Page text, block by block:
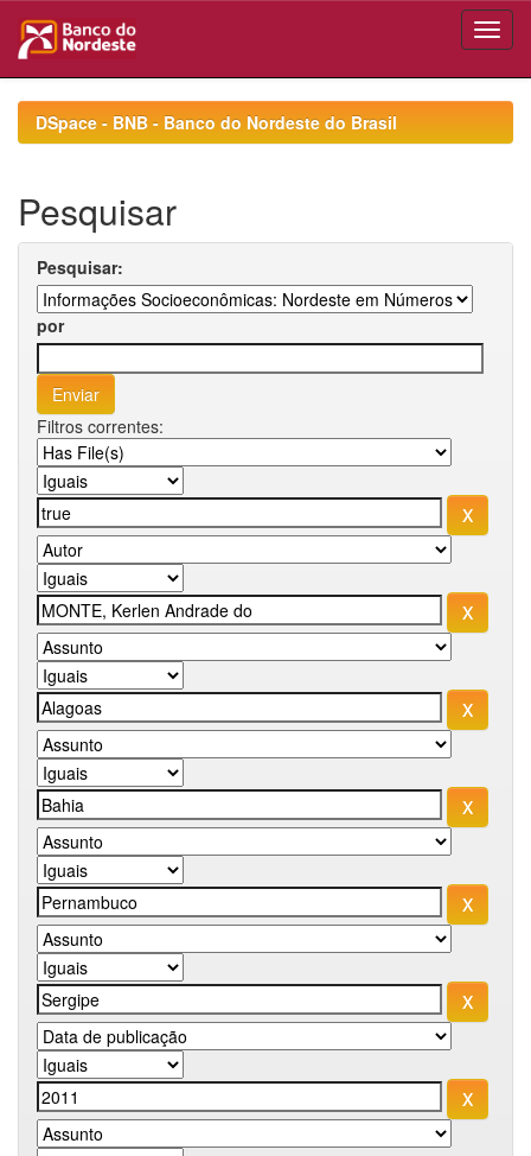
navigationDSpace - BNB - Banco do Nordeste do Brasil
Pesquisar
Pesquisar:
por
Filtros correntes: